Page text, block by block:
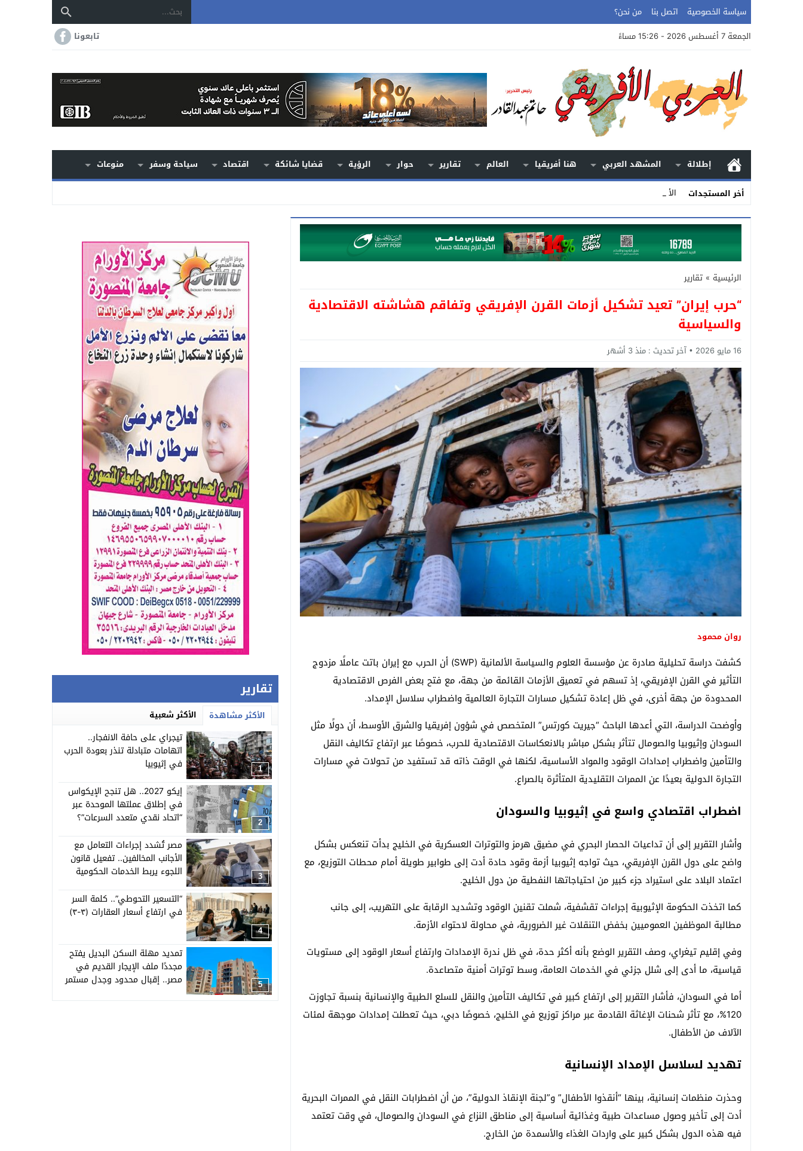
سياسة الخصوصية اتصل بنا
من نحن؟
الجمعة 7 أغسطس 2026 - 15:26 مساءً
تابعونا
إطلالة المشهد العربي هنا أفريقيا العالم تقارير حوار الرؤية قضايا شائكة اقتصاد سياحة وسفر
منوعات
أخر المستجدات
الأرض.. الحكاية ا _
Stop
Previous
Next
الرئيسية » تقارير
“حرب إيران” تعيد تشكيل أزمات القرن الإفريقي وتفاقم هشاشته الاقتصادية
والسياسية
16 مايو 2026 آخر تحديث : منذ 3 أشهر
روان محمود
كشفت دراسة تحليلية صادرة عن مؤسسة العلوم والسياسة الألمانية (SWP) أن الحرب مع إيران باتت عاملًا مزدوج
التأثير في القرن الإفريقي، إذ تسهم في تعميق الأزمات القائمة من جهة، مع فتح بعض الفرص الاقتصادية
المحدودة من جهة أخرى، في ظل إعادة تشكيل مسارات التجارة العالمية واضطراب سلاسل الإمداد.
وأوضحت الدراسة، التي أعدها الباحث “جيريت كورتس” المتخصص في شؤون إفريقيا والشرق الأوسط، أن دولًا مثل
السودان وإثيوبيا والصومال تتأثر بشكل مباشر بالانعكاسات الاقتصادية للحرب، خصوصًا عبر ارتفاع تكاليف النقل
والتأمين واضطراب إمدادات الوقود والمواد الأساسية، لكنها في الوقت ذاته قد تستفيد من تحولات في مسارات
التجارة الدولية بعيدًا عن الممرات التقليدية المتأثرة بالصراع.
اضطراب اقتصادي واسع في إثيوبيا والسودان
وأشار التقرير إلى أن تداعيات الحصار البحري في مضيق هرمز والتوترات العسكرية في الخليج بدأت تنعكس بشكل
واضح على دول القرن الإفريقي، حيث تواجه إثيوبيا أزمة وقود حادة أدت إلى طوابير طويلة أمام محطات التوزيع، مع
اعتماد البلاد على استيراد جزء كبير من احتياجاتها النفطية من دول الخليج.
كما اتخذت الحكومة الإثيوبية إجراءات تقشفية، شملت تقنين الوقود وتشديد الرقابة على التهريب، إلى جانب
مطالبة الموظفين العموميين بخفض التنقلات غير الضرورية، في محاولة لاحتواء الأزمة.
وفي إقليم تيغراي، وصف التقرير الوضع بأنه أكثر حدة، في ظل ندرة الإمدادات وارتفاع أسعار الوقود إلى مستويات
قياسية، ما أدى إلى شلل جزئي في الخدمات العامة، وسط توترات أمنية متصاعدة.
أما في السودان، فأشار التقرير إلى ارتفاع كبير في تكاليف التأمين والنقل للسلع الطبية والإنسانية بنسبة تجاوزت
120%، مع تأثر شحنات الإغاثة القادمة عبر مراكز توزيع في الخليج، خصوصًا دبي، حيث تعطلت إمدادات موجهة لمئات
الآلاف من الأطفال.
تهديد لسلاسل الإمداد الإنسانية
وحذرت منظمات إنسانية، بينها “أنقذوا الأطفال” و”لجنة الإنقاذ الدولية”، من أن اضطرابات النقل في الممرات البحرية
أدت إلى تأخير وصول مساعدات طبية وغذائية أساسية إلى مناطق النزاع في السودان والصومال، في وقت تعتمد
فيه هذه الدول بشكل كبير على واردات الغذاء والأسمدة من الخارج.
تقارير
الأكثر مشاهدة الأكثر شعبية
1
تيجراي على حافة الانفجار..
اتهامات متبادلة تنذر بعودة الحرب
في إثيوبيا
2
إيكو 2027.. هل تنجح الإيكواس
في إطلاق عملتها الموحدة عبر
“اتحاد نقدي متعدد السرعات”؟
3
مصر تُشدد إجراءات التعامل مع
الأجانب المخالفين.. تفعيل قانون
اللجوء يربط الخدمات الحكومية
4
“التسعير التحوطي”.. كلمة السر
في ارتفاع أسعار العقارات (٣-٣)
5
تمديد مهلة السكن البديل يفتح
مجددًا ملف الإيجار القديم في
مصر.. إقبال محدود وجدل مستمر